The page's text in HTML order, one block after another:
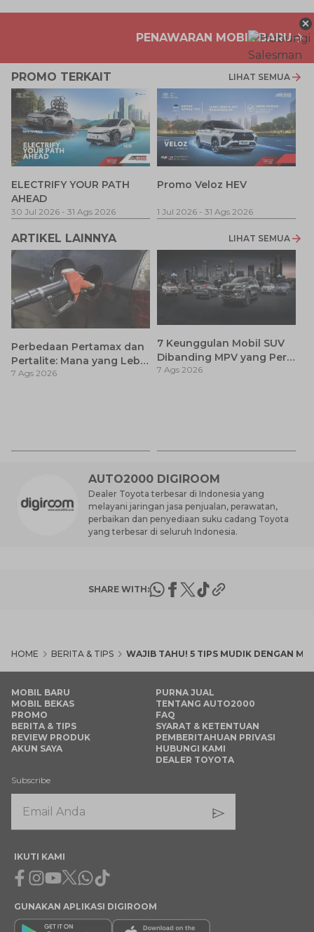
PENAWARAN MOBIL BARU
PROMO TERKAIT LIHAT SEMUA
ELECTRIFY YOUR PATH
AHEAD
30 Jul 2026 - 31 Ags 2026
Promo Veloz HEV
1 Jul 2026 - 31 Ags 2026
ARTIKEL LAINNYA LIHAT SEMUA
Perbedaan Pertamax dan
Pertalite: Mana yang Lebih
Baik untuk Mobil Toyota
7 Ags 2026
7 Keunggulan Mobil SUV
Dibanding MPV yang Perlu
Anda Ketahui
7 Ags 2026
AUTO2000 DIGIROOM
Dealer Toyota terbesar di Indonesia yang
melayani jaringan jasa penjualan, perawatan,
perbaikan dan penyediaan suku cadang Toyota
yang terbesar di seluruh Indonesia.
SHARE WITH:
HOME BERITA & TIPS WAJIB TAHU! 5 TIPS MUDIK DENGAN
×
MOBIL BARU
MOBIL BEKAS
PROMO
BERITA & TIPS
REVIEW PRODUK
AKUN SAYA
PURNA JUAL
TENTANG AUTO2000
FAQ
SYARAT & KETENTUAN
PEMBERITAHUAN PRIVASI
HUBUNGI KAMI
DEALER TOYOTA
Subscribe
IKUTI KAMI
Facebook
Instagram
Youtube
X Whatsapp
Tiktok
GUNAKAN APLIKASI DIGIROOM